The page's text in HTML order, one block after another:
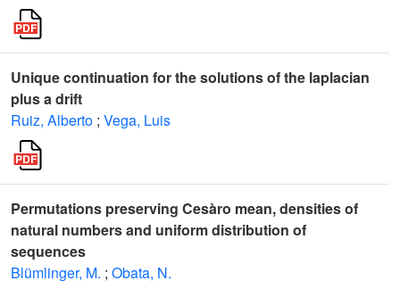
Unique continuation for the solutions of the laplacian
plus a drift
Ruiz, Alberto ; Vega, Luis
Permutations preserving Cesàro mean, densities of
natural numbers and uniform distribution of
sequences
Blümlinger, M. ; Obata, N.